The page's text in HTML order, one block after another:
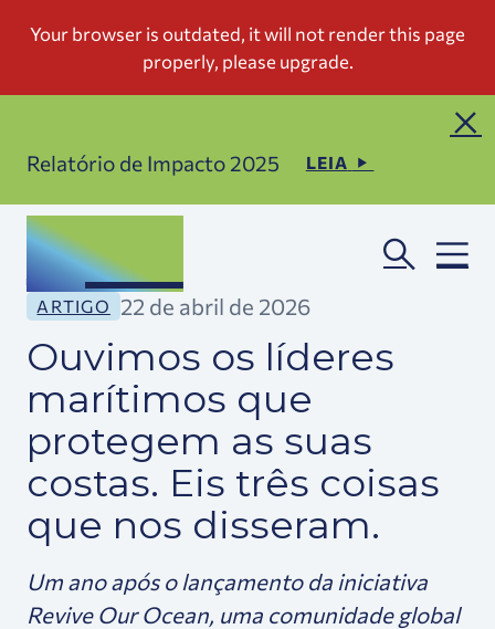
Relatório de Impacto 2025 LEIA
ARTIGO 22 de abril de 2026
Ouvimos os líderes
marítimos que
protegem as suas
costas. Eis três coisas
que nos disseram.
Um ano após o lançamento da iniciativa
Revive Our Ocean, uma comunidade global